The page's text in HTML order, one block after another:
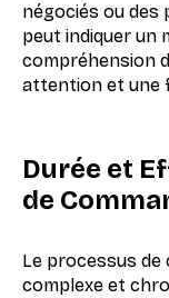
négociés ou des
peut indiquer un
compréhension
attention et une
Durée et
de
Le processus
complexe et